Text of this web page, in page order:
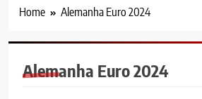
Home Alemanha Euro 2024
Alemanha Euro 2024